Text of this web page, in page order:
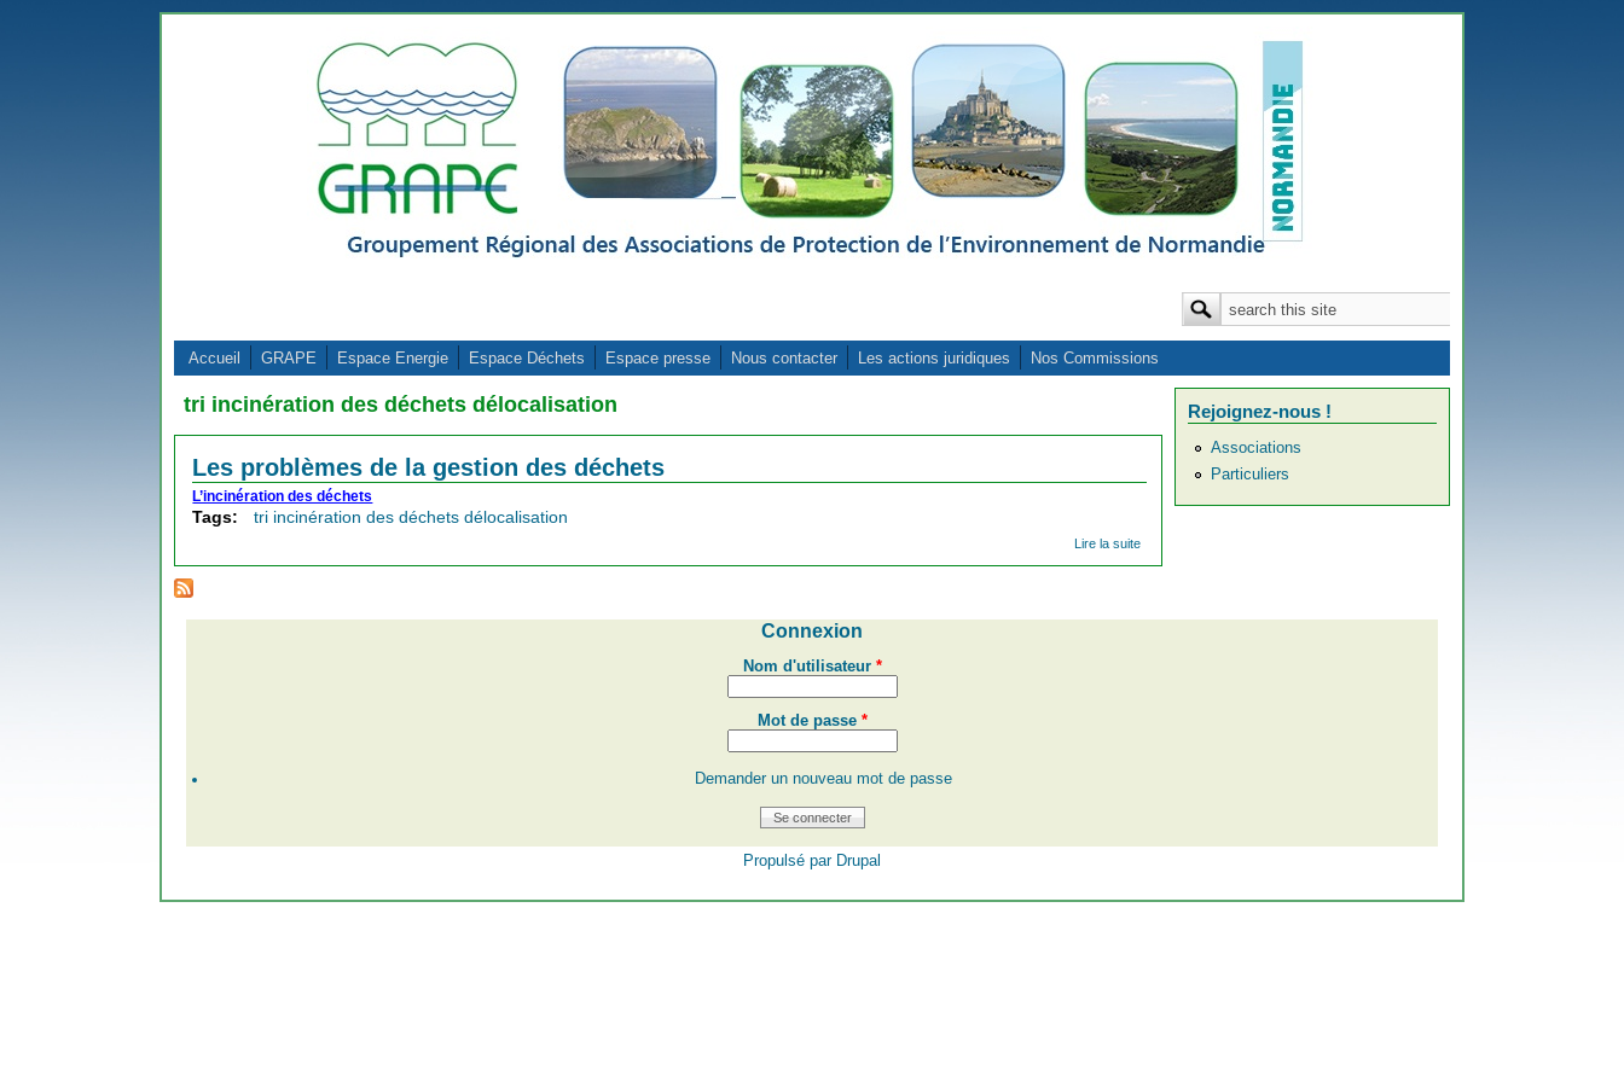
Formulaire de recherche
Rechercher
Accueil GRAPE Espace Energie Espace Déchets Espace presse Nous contacter Les actions juridiques Nos Commissions
tri incinération des déchets délocalisation
Les problèmes de la gestion des déchets
L’incinération des déchets
Tags: tri incinération des déchets délocalisation
Lire la suite
Rejoignez-nous !
Associations
Particuliers
Connexion
Nom d'utilisateur *
Mot de passe *
Demander un nouveau mot de passe
Propulsé par Drupal